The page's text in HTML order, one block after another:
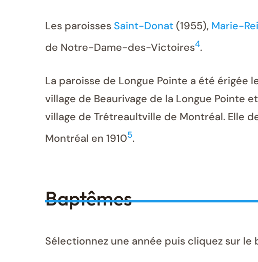
Les paroisses Saint-Donat (1955), Marie-
de Notre-Dame-des-Victoires4.
La paroisse de Longue Pointe a été érigée
village de Beaurivage de la Longue Pointe
village de Trétreaultville de Montréal. Elle
Montréal en 19105.
Baptêmes
Sélectionnez une année puis cliquez sur le